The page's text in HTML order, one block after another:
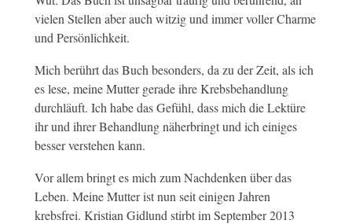
vielen Stellen aber auch witzig und immer voller Charme
und Persönlichkeit.
Mich berührt das Buch besonders, da zu der Zeit, als ich
es lese, meine Mutter gerade ihre Krebsbehandlung
durchläuft. Ich habe das Gefühl, dass mich die Lektüre
ihr und ihrer Behandlung näherbringt und ich einiges
besser verstehen kann.
Vor allem bringt es mich zum Nachdenken über das
Leben. Meine Mutter ist nun seit einigen Jahren
krebsfrei. Kristian Gidlund stirbt im September 2013